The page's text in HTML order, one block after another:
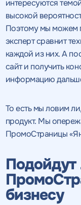
интересуются
высокой
Поэтому мы можем
эксперт сравнит
каждой из них. А
сайт и получить
информацию
То есть мы ловим
продукт. Мы
ПромоСтраницы
Подойдут
бизнесу